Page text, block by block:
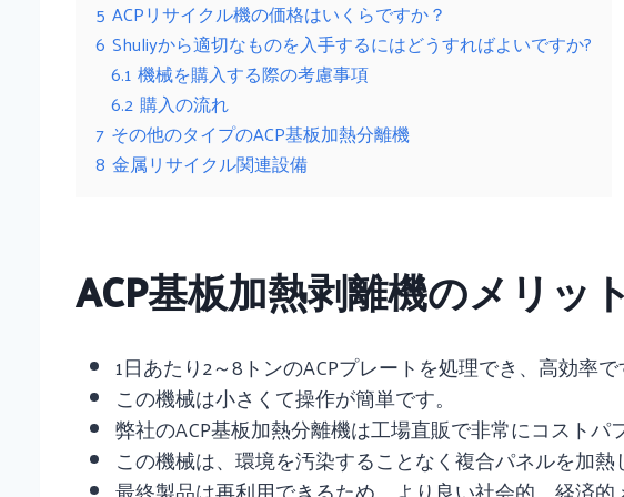
5 ACPリサイクル機の価格はいくらですか？
6 Shuliyから適切なものを入手するにはどうすればよいですか?
6.1 機械を購入する際の考慮事項
6.2 購入の流れ
7 その他のタイプのACP基板加熱分離機
8 金属リサイクル関連設備
ACP基板加熱剥離機のメリット
1日あたり2～8トンのACPプレートを処理でき、高効率で
この機械は小さくて操作が簡単です。
弊社のACP基板加熱分離機は工場直販で非常にコストパ
この機械は、環境を汚染することなく複合パネルを加